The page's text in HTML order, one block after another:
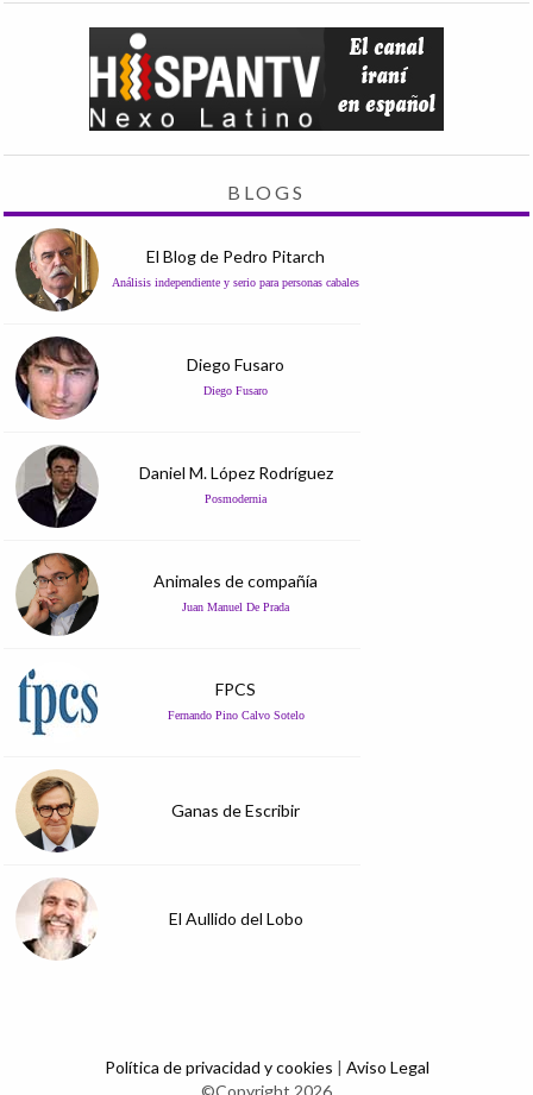
BLOGS
El Blog de Pedro Pitarch
Análisis independiente y serio para personas cabales
Diego Fusaro
Diego Fusaro
Daniel M. López Rodríguez
Posmodernia
Animales de compañía
Juan Manuel De Prada
FPCS
Fernando Pino Calvo Sotelo
Ganas de Escribir
El Aullido del Lobo
Política de privacidad y cookies | Aviso Legal
©Copyright 2026